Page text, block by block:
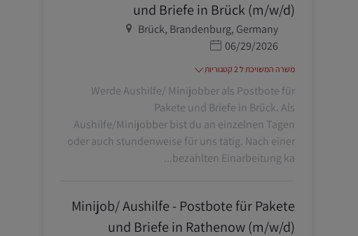
und Briefe in Brück (m/w/d)
מיקום
Brück, Brandenburg, Germany
תאריך פרסום
06/29/2026
משרה המשויכת ל 2 קטגוריות
Werde Aushilfe/ Minijobber als Postbote für
Pakete und Briefe in Brück. Als
Aushilfe/Minijobber bist du an einzelnen Tagen
oder auch stundenweise für uns tätig. Nach einer
bezahlten Einarbeitung ka...
Minijob/ Aushilfe - Postbote für Pakete
und Briefe in Rathenow (m/w/d)